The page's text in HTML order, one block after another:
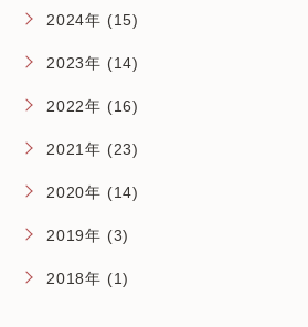
2024年 (15)
2023年 (14)
2022年 (16)
2021年 (23)
2020年 (14)
2019年 (3)
2018年 (1)